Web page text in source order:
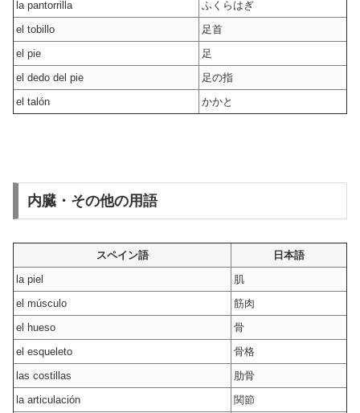
la pantorrilla
ふくらはぎ
el tobillo
足首
el pie
足
el dedo del pie
足の指
el talón
かかと
内臓・その他の用語
スペイン語
日本語
la piel
肌
el músculo
筋肉
el hueso
骨
el esqueleto
骨格
las costillas
肋骨
la articulación
関節